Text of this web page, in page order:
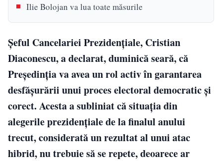
Ilie Bolojan va lua toate măsurile
Șeful Cancelariei Prezidențiale, Cristian
Diaconescu, a declarat, duminică seară, că
Președinția va avea un rol activ în garantarea
desfășurării unui proces electoral democratic și
corect. Acesta a subliniat că situația din
alegerile prezidențiale de la finalul anului
trecut, considerată un rezultat al unui atac
hibrid, nu trebuie să se repete, deoarece ar